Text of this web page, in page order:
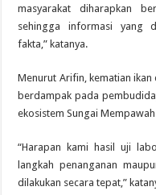
masyarakat diharapkan
sehingga informasi yang
fakta,” katanya.
Menurut Arifin, kematian
berdampak pada
ekosistem Sungai
“Harapan kami hasil uji
langkah penanganan
dilakukan secara tepat,”